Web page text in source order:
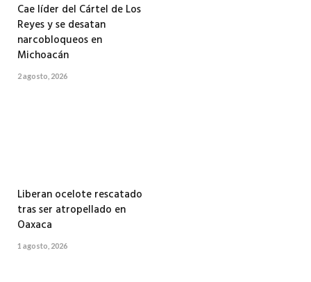
Cae líder del Cártel de Los
Reyes y se desatan
narcobloqueos en
Michoacán
2 agosto, 2026
Liberan ocelote rescatado
tras ser atropellado en
Oaxaca
1 agosto, 2026